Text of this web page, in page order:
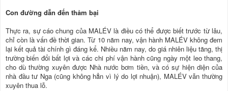
Con đường dẫn đến thảm bại
Thực ra, sự cáo chung của MALÉV là điều có thể được biết trước từ lâu,
chỉ còn là vấn đề thời gian. Từ 10 năm nay, vận hành MALÉV không đem
lại kết quả tài chính gì đáng kể. Nhiều năm nay, do giá nhiên liệu tăng, thị
trường biến đổi bất lợi và các chi phí vận hành cũng ngày một leo thang,
cho dù thường xuyên được Nhà nước bơm tiền, và có sự hiện diện của
nhà đầu tư Nga (cũng không hẳn vì lý do lợi nhuận), MALÉV vẫn thường
xuyên thua lỗ.